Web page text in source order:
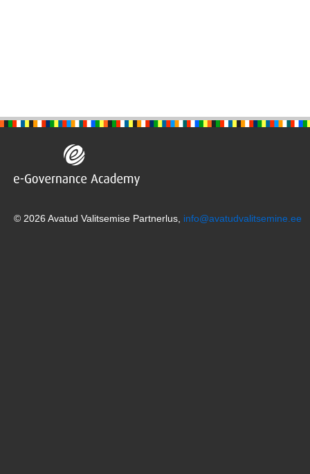
© 2026 Avatud Valitsemise Partnerlus, info@avatudvalitsemine.ee